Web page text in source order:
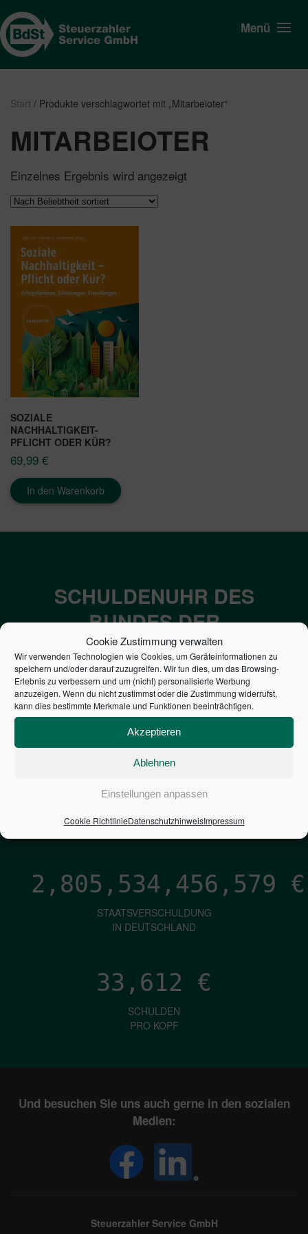
Cookie Zustimmung verwalten
Wir verwenden Technologien wie Cookies, um Geräteinformationen zu
speichern und/oder darauf zuzugreifen. Wir tun dies, um das Browsing-
Erlebnis zu verbessern und um (nicht) personalisierte Werbung
anzuzeigen. Wenn du nicht zustimmst oder die Zustimmung widerrufst,
kann dies bestimmte Merkmale und Funktionen beeinträchtigen.
Akzeptieren
Ablehnen
Einstellungen anpassen
Cookie RichtlinieDatenschutzhinweisImpressum
Menü
Start / Produkte verschlagwortet mit „Mitarbeioter“
MITARBEIOTER
Einzelnes Ergebnis wird angezeigt
SOZIALE
NACHHALTIGKEIT-
PFLICHT ODER KÜR?
69,99 €
In den Warenkorb
SCHULDENUHR DES
BUNDES DER
STEUERZAHLER
7,052€
NEUVERSCHULDUNG
PRO SEKUNDE
1,601€
PRO SEKUNDE
2,805,534,457,855 €
STAATSVERSCHULDUNG
IN DEUTSCHLAND
33,612 €
SCHULDEN
PRO KOPF
Und besuchen Sie uns auch gerne in den sozialen
Medien:
Steuerzahler Service GmbH